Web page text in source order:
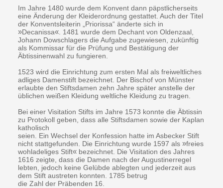
Im Jahre 1480 wurde dem Konvent dann päpstlicherseits
eine Änderung der Kleiderordnung gestattet. Auch der Titel
der Konventsleiterin „Priorissa“ änderte sich in
»Decanissa« . 1481 wurde dem Dechant von Oldenzaal,
Johann Dowschlagers die Aufgabe zugewiesen, zukünftig
als Kommissar für die Prüfung und Bestätigung der
Äbtissinenwahl zu fungieren.
1523 wird die Einrichtung zum ersten Mal als freiweltliches
adliges Damenstift bezeichnet. Der Bischof von Münster
erlaubte den Stiftsdamen zehn Jahre später anstelle der
üblichen weißen Kleidung weltliche Kleidung zu tragen.
Bei einer Visitation Stifts im Jahre 1573 konnte die Äbtissin
zu Protokoll geben, dass alle Stiftsdamen sowie der Kaplan
katholisch
seien. Ein Wechsel der Konfession hatte im Asbecker Stift
nicht stattgefunden. Die Einrichtung wurde 1597 als »freies
wohladeliges Stift« bezeichnet. Die Visitation des Jahres
1616 zeigte, dass die Damen nach der Augustinerregel
lebten, jedoch keine Gelübde ablegten und jederzeit aus
dem Stift austreten konnten. 1785 betrug
die Zahl der Präbenden 16.